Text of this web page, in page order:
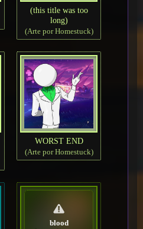
(this title was too
long)
(Arte por Homestuck)
WORST END
(Arte por Homestuck)
blood